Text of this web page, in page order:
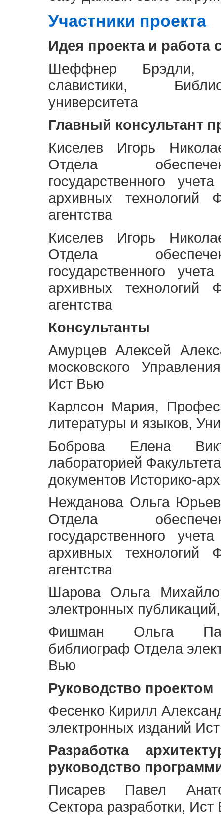
Участники проекта
Идея проекта и работа
Шеффнер Брэдли,
славистики,
университета
Главный консультант
Киселев Игорь
Отдела
государственного
архивных технологий
агентства
Киселев Игорь
Отдела
государственного
архивных технологий
агентства
Консультанты
Амурцев Алексей
московского
Ист Вью
Карлсон Мария,
литературы и языков,
Боброва Елена
лабораторией
документов Историко-
Нежданова Ольга
Отдела
государственного
архивных технологий
агентства
Шарова Ольга
электронных
Фишман Ольга
библиограф Отдела
Вью
Руководство проектом
Фесенко Кирилл
электронных изданий
Разработка
руководство
Писарев Павел
Сектора разработки,